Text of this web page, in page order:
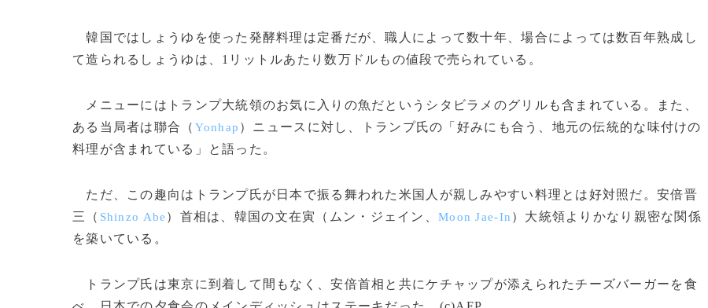
韓国ではしょうゆを使った発酵料理は定番だが、職人によって数十年、場合によっては数百年熟成し
て造られるしょうゆは、1リットルあたり数万ドルもの値段で売られている。
メニューにはトランプ大統領のお気に入りの魚だというシタビラメのグリルも含まれている。また、
ある当局者は聯合（ Yonhap ）ニュースに対し、トランプ氏の「好みにも合う、地元の伝統的な味付けの
料理が含まれている」と語った。
ただ、この趣向はトランプ氏が日本で振る舞われた米国人が親しみやすい料理とは好対照だ。安倍晋
三（ Shinzo Abe ）首相は、韓国の文在寅（ムン・ジェイン、 Moon Jae-In ）大統領よりかなり親密な関係
を築いている。
トランプ氏は東京に到着して間もなく、安倍首相と共にケチャップが添えられたチーズバーガーを食